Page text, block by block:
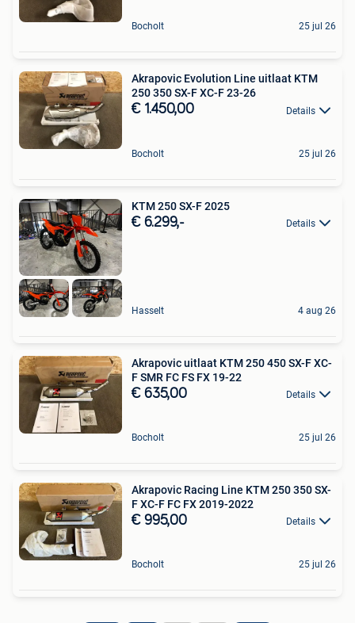
Bocholt 25 jul 26
Akrapovic Evolution Line uitlaat KTM
250 350 SX-F XC-F 23-26
€ 1.450,00 Details
Bocholt 25 jul 26
KTM 250 SX-F 2025
€ 6.299,- Details
Hasselt 4 aug 26
Akrapovic uitlaat KTM 250 450 SX-F XC-
F SMR FC FS FX 19-22
€ 635,00 Details
Bocholt 25 jul 26
Akrapovic Racing Line KTM 250 350 SX-
F XC-F FC FX 2019-2022
€ 995,00 Details
Bocholt 25 jul 26